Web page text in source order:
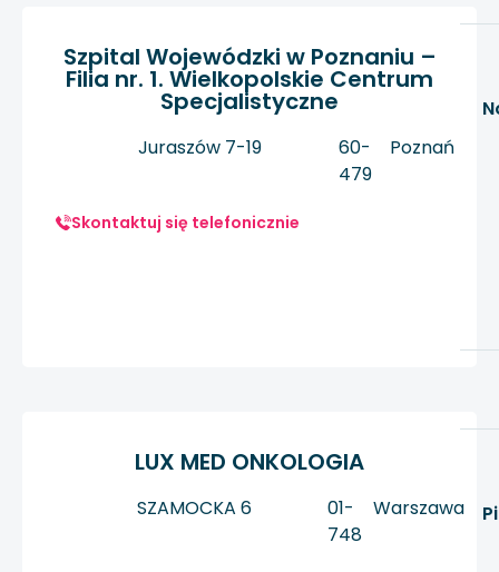
Szpital Wojewódzki w Poznaniu –
Filia nr. 1. Wielkopolskie Centrum
Specjalistyczne
Juraszów 7-19
60-
479
Poznań
Skontaktuj się telefonicznie
LUX MED ONKOLOGIA
SZAMOCKA 6
01-
748
Warszawa